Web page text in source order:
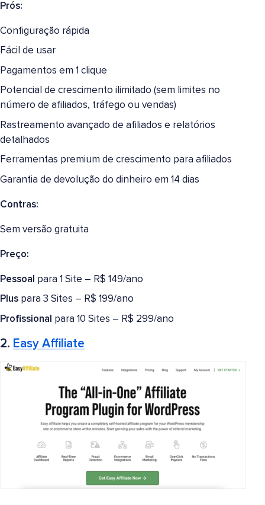
Prós:
Configuração rápida
Fácil de usar
Pagamentos em 1 clique
Potencial de crescimento ilimitado (sem limites no
número de afiliados, tráfego ou vendas)
Rastreamento avançado de afiliados e relatórios
detalhados
Ferramentas premium de crescimento para afiliados
Garantia de devolução do dinheiro em 14 dias
Contras:
Sem versão gratuita
Preço:
Pessoal para 1 Site – R$ 149/ano
Plus para 3 Sites – R$ 199/ano
Profissional para 10 Sites – R$ 299/ano
2. Easy Affiliate